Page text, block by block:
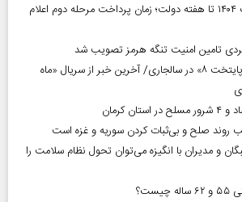
واریز سود سهام عدالت ۱۴۰۴ تا هفته دولت؛ زمان پرداخت مرحله دوم اعلام
تامین امنیت تنگه هرمز تصویب شد
آغاز نگارش فیلمنامه «پایتخت ۸» در سالجاری/ آخرین خبر از سریال «ماه
روند صلح و بی‌ثبات کردن سوریه و غزه است
و مدیران با انگیزه می‌توان تحول نظام سلامت را